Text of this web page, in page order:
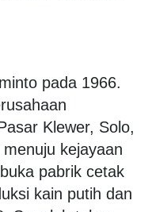
pada 1966.
Klewer, Solo,
kejayaan
pabrik cetak
kain putih dan